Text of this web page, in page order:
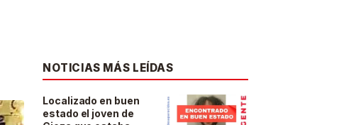
NOTICIAS MÁS LEÍDAS
Localizado en buen
estado el joven de